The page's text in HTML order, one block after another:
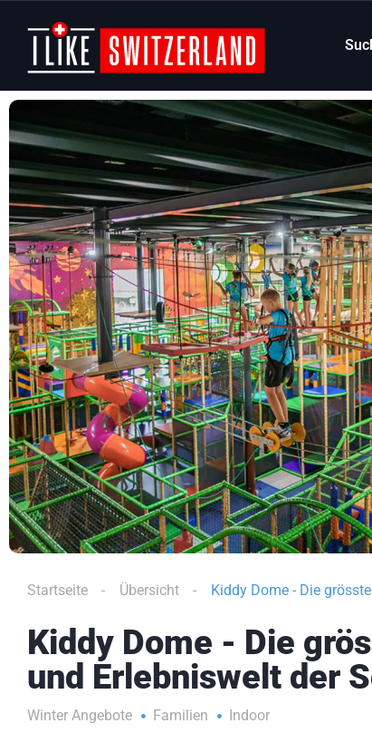
Startseite Übersicht Kiddy Dome - Die
Kiddy Dome - Die
und Erlebniswelt der
Winter Angebote Familien Indoor